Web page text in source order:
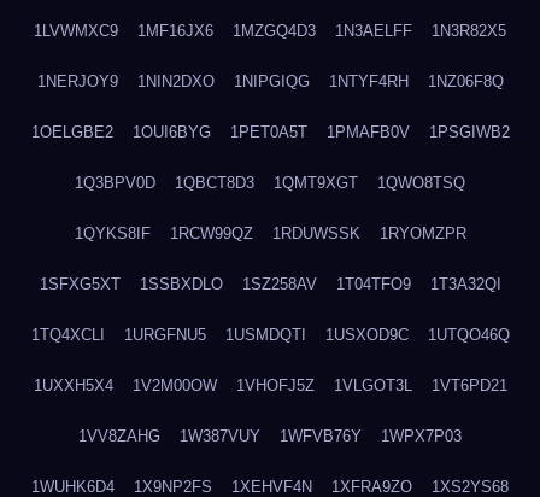
1LVWMXC9 1MF16JX6 1MZGQ4D3 1N3AELFF 1N3R82X5
1NERJOY9 1NIN2DXO 1NIPGIQG 1NTYF4RH 1NZ06F8Q
1OELGBE2 1OUI6BYG 1PET0A5T 1PMAFB0V 1PSGIWB2
1Q3BPV0D 1QBCT8D3 1QMT9XGT 1QWO8TSQ
1QYKS8IF 1RCW99QZ 1RDUWSSK 1RYOMZPR
1SFXG5XT 1SSBXDLO 1SZ258AV 1T04TFO9 1T3A32QI
1TQ4XCLI 1URGFNU5 1USMDQTI 1USXOD9C 1UTQO46Q
1UXXH5X4 1V2M00OW 1VHOFJ5Z 1VLGOT3L 1VT6PD21
1VV8ZAHG 1W387VUY 1WFVB76Y 1WPX7P03
1WUHK6D4 1X9NP2FS 1XEHVF4N 1XFRA9ZO 1XS2YS68